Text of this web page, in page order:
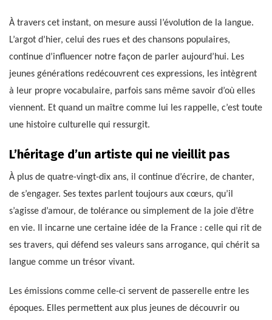
À travers cet instant, on mesure aussi l’évolution de la langue.
L’argot d’hier, celui des rues et des chansons populaires,
continue d’influencer notre façon de parler aujourd’hui. Les
jeunes générations redécouvrent ces expressions, les intègrent
à leur propre vocabulaire, parfois sans même savoir d’où elles
viennent. Et quand un maître comme lui les rappelle, c’est toute
une histoire culturelle qui ressurgit.
L’héritage d’un artiste qui ne vieillit pas
À plus de quatre-vingt-dix ans, il continue d’écrire, de chanter,
de s’engager. Ses textes parlent toujours aux cœurs, qu’il
s’agisse d’amour, de tolérance ou simplement de la joie d’être
en vie. Il incarne une certaine idée de la France : celle qui rit de
ses travers, qui défend ses valeurs sans arrogance, qui chérit sa
langue comme un trésor vivant.
Les émissions comme celle-ci servent de passerelle entre les
époques. Elles permettent aux plus jeunes de découvrir ou